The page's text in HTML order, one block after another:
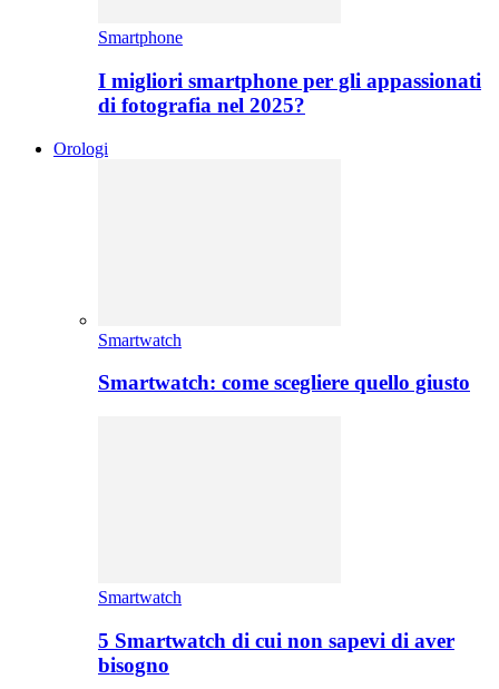
Smartphone
I migliori smartphone per gli appassionati
di fotografia nel 2025?
Orologi
Smartwatch
Smartwatch: come scegliere quello giusto
Smartwatch
5 Smartwatch di cui non sapevi di aver
bisogno